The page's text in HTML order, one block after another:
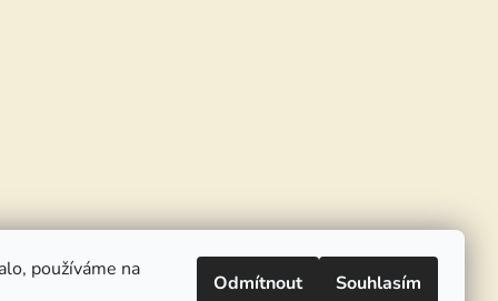
používáme na
Odmítnout Souhlasím